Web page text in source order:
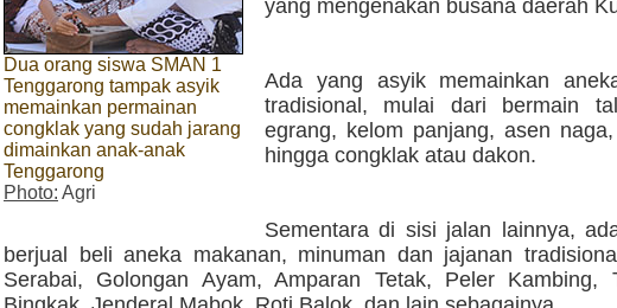
Dua orang siswa SMAN 1
Tenggarong tampak asyik
memainkan permainan
congklak yang sudah jarang
dimainkan anak-anak
Tenggarong
Photo: Agri
yang mengenakan busana daerah
Ada yang asyik memainkan
tradisional, mulai dari bermain
egrang, kelom panjang, asen
hingga congklak atau dakon.
Sementara di sisi jalan lainnya,
berjual beli aneka makanan, minuman dan jajanan
Serabai, Golongan Ayam, Amparan Tetak, Peler Kambing,